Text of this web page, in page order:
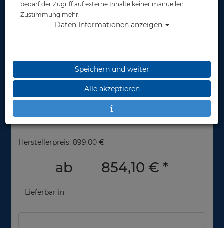
Herstellerpreis: 899,00 €
ab 854,10 € *
Lieferbar in
bedarf der Zugriff auf externe Inhalte keiner manuellen
Zustimmung mehr.
Daten Informationen anzeigen
Speichern und weiter
Alle akzeptieren